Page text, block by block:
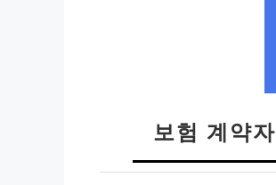
보험 계약